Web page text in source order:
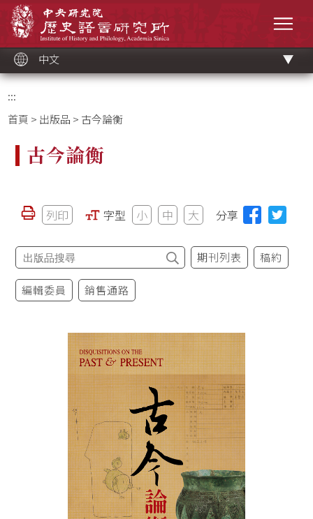
中文
:::
首頁 > 出版品 > 古今論衡
古今論衡
列印 字型 小 中 大 分享
期刊列表 稿約
編輯委員 銷售通路